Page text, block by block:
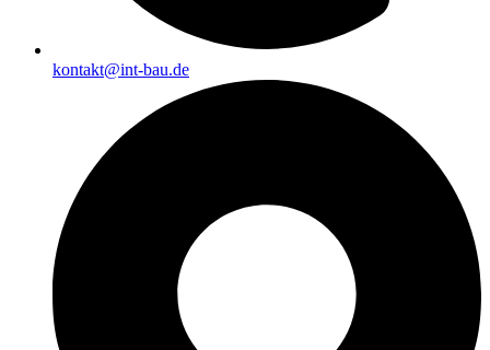
kontakt@int-bau.de